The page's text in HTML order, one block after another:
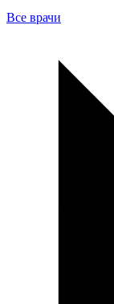
Все врачи